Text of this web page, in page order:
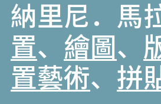
納里尼．馬
置、 繪圖、
置藝術、 拼